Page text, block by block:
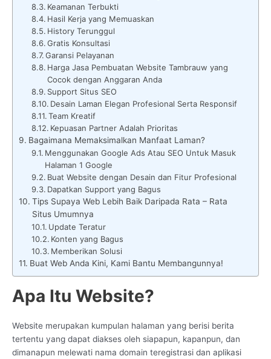
Keamanan Terbukti
Hasil Kerja yang Memuaskan
History Terunggul
Gratis Konsultasi
Garansi Pelayanan
Harga Jasa Pembuatan Website Tambrauw yang
Cocok dengan Anggaran Anda
Support Situs SEO
Desain Laman Elegan Profesional Serta Responsif
Team Kreatif
Kepuasan Partner Adalah Prioritas
Bagaimana Memaksimalkan Manfaat Laman?
Menggunakan Google Ads Atau SEO Untuk Masuk
Halaman 1 Google
Buat Website dengan Desain dan Fitur Profesional
Dapatkan Support yang Bagus
Tips Supaya Web Lebih Baik Daripada Rata – Rata
Situs Umumnya
Update Teratur
Konten yang Bagus
Memberikan Solusi
Buat Web Anda Kini, Kami Bantu Membangunnya!
Apa Itu Website?
Website merupakan kumpulan halaman yang berisi berita
tertentu yang dapat diakses oleh siapapun, kapanpun, dan
dimanapun melewati nama domain teregistrasi dan aplikasi